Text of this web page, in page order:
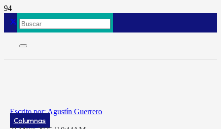
Agustín Guerrero
Columnas